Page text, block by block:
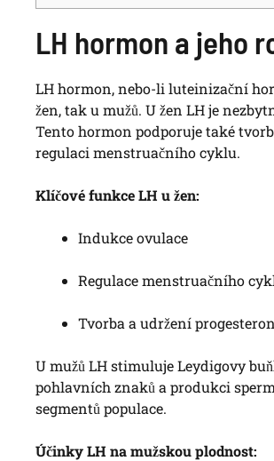
LH hormon a jeho
LH hormon, nebo-li luteinizační
žen, tak u mužů. U žen LH je
Tento hormon podporuje také
regulaci menstruačního cyklu.
Klíčové funkce LH u žen:
Indukce ovulace
Regulace menstruačního
Tvorba a udržení
U mužů LH stimuluje Leydigovy
pohlavních znaků a produkci
segmentů populace.
Účinky LH na mužskou plodnost: